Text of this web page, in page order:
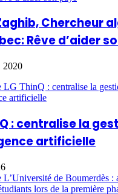
Chercheur
Rêve d’aider
2020
: centralise la
artificielle